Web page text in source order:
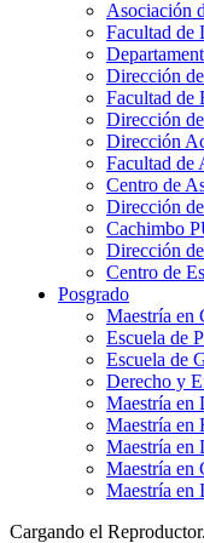
Asociación
Facultad de
Dirección
Facultad de
Dirección
Dirección
Facultad de
Centro de
Dirección
Cachimbo
Dirección
Centro de
Posgrado
Maestría en
Escuela de
Escuela de
Derecho y
Maestría en
Maestría en
Maestría en
Maestría en
Maestría en
Cargando el